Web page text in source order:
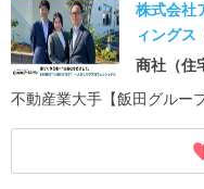
株式会社
ィングス
商社（住
不動産業大手【飯田グルー